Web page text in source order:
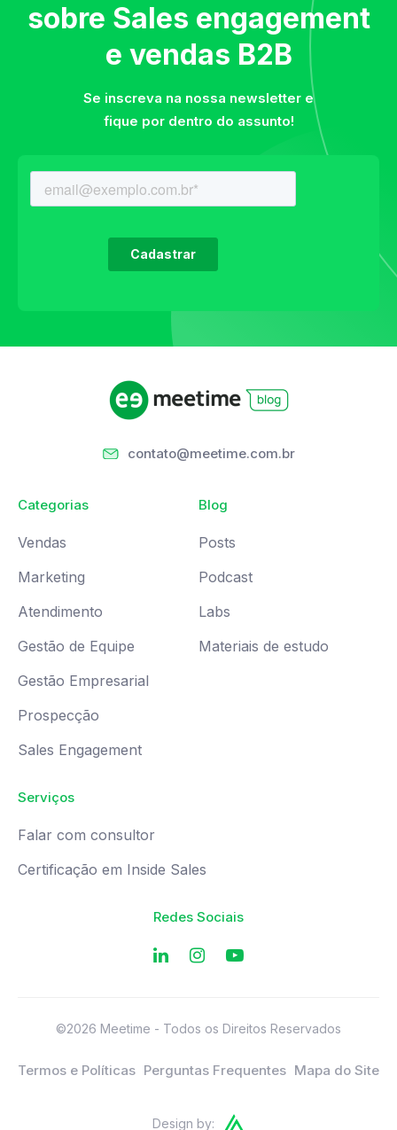
sobre Sales engagement
e vendas B2B
Se inscreva na nossa newsletter e
fique por dentro do assunto!
contato@meetime.com.br
Categorias
Vendas
Marketing
Atendimento
Gestão de Equipe
Gestão Empresarial
Prospecção
Sales Engagement
Blog
Posts
Podcast
Labs
Materiais de estudo
Serviços
Falar com consultor
Certificação em Inside Sales
Redes Sociais
©2026 Meetime - Todos os Direitos Reservados
Termos e Políticas Perguntas Frequentes Mapa do Site
Design by: